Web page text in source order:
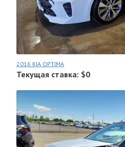
2016 KIA OPTIMA
Текущая ставка: $0